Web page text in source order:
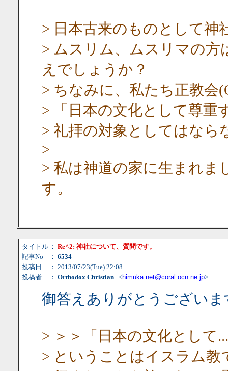
> 日本古来のものとして神
> ムスリム、ムスリマの
えでしょうか？
> ちなみに、私たち正教会
> 「日本の文化として尊重
> 礼拝の対象としてはなら
>
> 私は神道の家に生まれま
す。
タイトル ： Re^2: 神社について、質問です。
記事No
： 6534
投稿日
： 2013/07/23(Tue) 22:08
投稿者
： Orthodox Christian<himuka.net@coral.ocn.ne.jp>
御答えありがとうございま
> ＞＞「日本の文化として
> ということはイスラム